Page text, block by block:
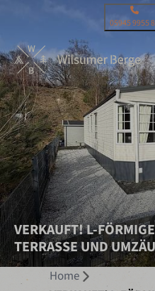
05945 9955
VERKAUFT! L-
TERRASSE UND
Home